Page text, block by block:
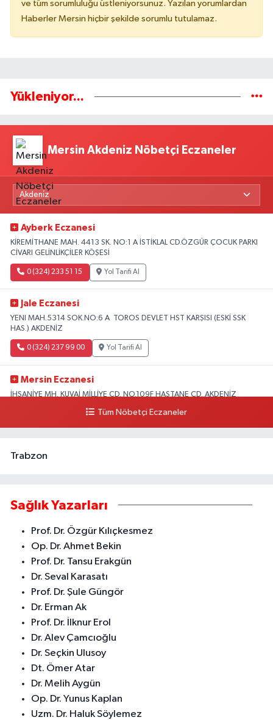
ve tüm sorumluluğu üstleniyorsunuz. Yazılan yorumlardan
Haberler Mersin hiçbir şekilde sorumlu tutulamaz.
Yükleniyor...
Mersin Akdeniz Nöbetçi Eczaneler
Ayberk Eczanesi
KİREMİTHANE MAH. 4413 SK. NO:1 A İSTİKLAL CD.ÖZGÜR ÇOCUK PARKI
CİVARI GELİNLİKÇİLER KÖŞESİ
0 (324) 233 51 15 Yol Tarifi Al
Jale Eczanesi
YENI MAH.5314 SOK.NO:6 A TOROS DEVLET HST KARŞISI (ESKİ SSK
HAS.) AKDENİZ
0 (324) 237 99 00 Yol Tarifi Al
Mersin Eczanesi
İHSANİYE MH. KUVAİ MİLLİYE CD. NO.109F HASTANE CD. AKDENİZ
Tüm Nöbetçi Eczaneler
Trabzon
Sağlık Yazarları
Prof. Dr. Özgür Kılıçkesmez
Op. Dr. Ahmet Bekin
Prof. Dr. Tansu Erakgün
Dr. Seval Karasatı
Prof. Dr. Şule Güngör
Dr. Erman Ak
Prof. Dr. İlknur Erol
Dr. Alev Çamcıoğlu
Dr. Seçkin Ulusoy
Dt. Ömer Atar
Dr. Melih Aygün
Op. Dr. Yunus Kaplan
Uzm. Dr. Haluk Söylemez